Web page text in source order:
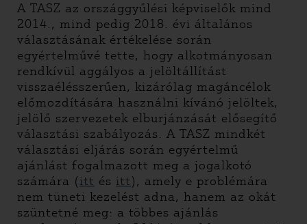
A TASZ az országgyűlési képviselők mind
2014., mind pedig 2018. évi általános
választásának értékelése során
egyértelművé tette, hogy alkotmányosan
rendkívül aggályos a jelöltállítást
visszaélésszerűen, kizárólag magáncélok
előmozdítására használni kívánó jelöltek,
jelölő szervezetek elburjánzását elősegítő
választási szabályozás. A TASZ mindkét
választási eljárás során egyértelmű
ajánlást fogalmazott meg a jogalkotó
számára (itt és itt), amely e problémára
nem tüneti kezelést adna, hanem az okát
szüntetné meg: a többes ajánlás